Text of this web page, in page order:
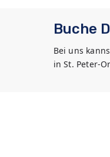
Buche
Bei uns
in St. Peter-